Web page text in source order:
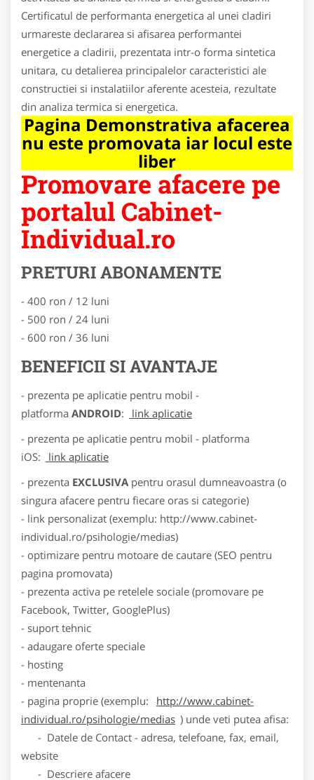
Certificatul de performanta energetica al unei cladiri
urmareste declararea si afisarea performantei
energetice a cladirii, prezentata intr-o forma sintetica
unitara, cu detalierea principalelor caracteristici ale
constructiei si instalatiilor aferente acesteia, rezultate
din analiza termica si energetica.
Pagina Demonstrativa afacerea
nu este promovata iar locul este
liber
Promovare afacere pe
portalul Cabinet-
Individual.ro
PRETURI ABONAMENTE
- 400 ron / 12 luni
- 500 ron / 24 luni
- 600 ron / 36 luni
BENEFICII SI AVANTAJE
- prezenta pe aplicatie pentru mobil -
platforma ANDROID:
link aplicatie
- prezenta pe aplicatie pentru mobil - platforma
iOS:
link aplicatie
- prezenta EXCLUSIVA pentru orasul dumneavoastra (o
singura afacere pentru fiecare oras si categorie)
- link personalizat (exemplu: http://www.cabinet-
individual.ro/psihologie/medias)
- optimizare pentru motoare de cautare (SEO pentru
pagina promovata)
- prezenta activa pe retelele sociale (promovare pe
Facebook, Twitter, GooglePlus)
- suport tehnic
- adaugare oferte speciale
- hosting
- mentenanta
- pagina proprie (exemplu:
http://www.cabinet-
individual.ro/psihologie/medias ) unde veti putea afisa:
- Datele de Contact - adresa, telefoane, fax, email,
website
- Descriere afacere